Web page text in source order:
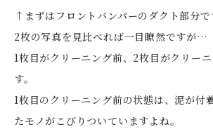
↑まずはフロントバンパーのダクト部分で
2枚の写真を見比べれば一目瞭然ですが…
1枚目がクリーニング前、2枚目がクリー
す。
1枚目のクリーニング前の状態は、泥が付
たモノがこびりついていますよね。